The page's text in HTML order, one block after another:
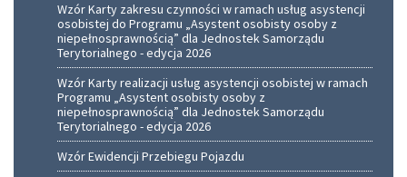
Wzór Karty zakresu czynności w ramach usług asystencji
osobistej do Programu „Asystent osobisty osoby z
niepełnosprawnością” dla Jednostek Samorządu
Terytorialnego - edycja 2026
Wzór Karty realizacji usług asystencji osobistej w ramach
Programu „Asystent osobisty osoby z
niepełnosprawnością” dla Jednostek Samorządu
Terytorialnego - edycja 2026
Wzór Ewidencji Przebiegu Pojazdu